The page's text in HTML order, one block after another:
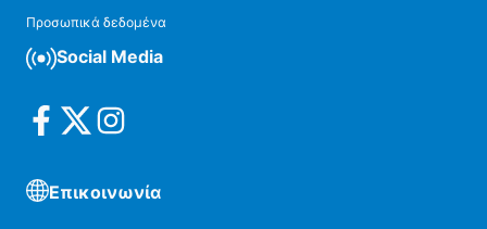
Προσωπικά δεδομένα
Social Media
Επικοινωνία